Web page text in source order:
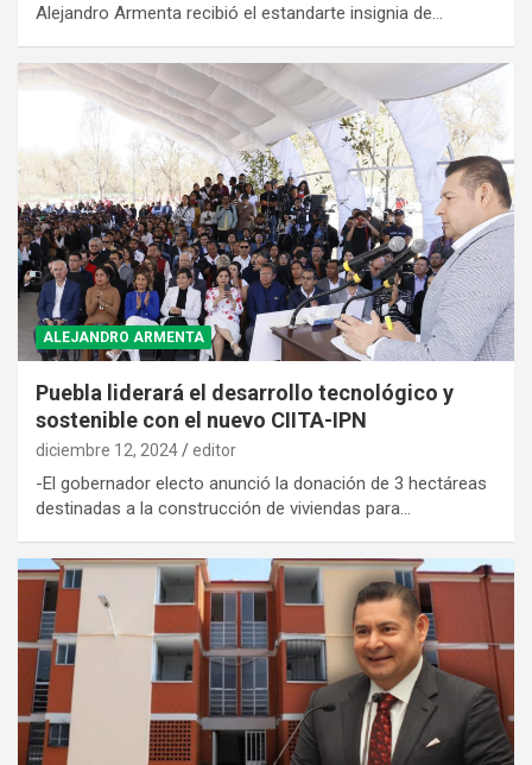
Alejandro Armenta recibió el estandarte insignia de…
ALEJANDRO ARMENTA
Puebla liderará el desarrollo tecnológico y
sostenible con el nuevo CIITA-IPN
diciembre 12, 2024 editor
-El gobernador electo anunció la donación de 3 hectáreas
destinadas a la construcción de viviendas para…